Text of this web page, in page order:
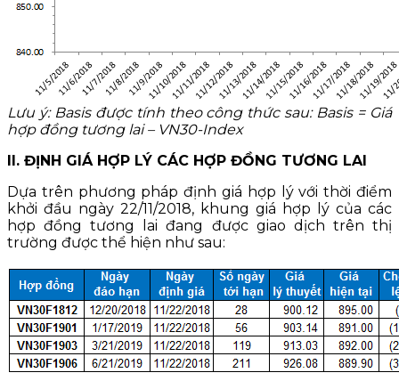
Lưu ý: Basis được tính theo công thức sau: Basis = Giá
hợp đồng tương lai – VN30-Index
II. ĐỊNH GIÁ HỢP LÝ CÁC HỢP ĐỒNG TƯƠNG LAI
Dựa trên phương pháp định giá hợp lý với thời điểm
khởi đầu ngày 22/11/2018, khung giá hợp lý của các
hợp đồng tương lai đang được giao dịch trên thị
trường được thể hiện như sau: